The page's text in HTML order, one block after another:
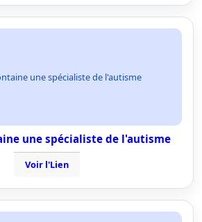
une spécialiste de l'autisme
une spécialiste de l'autisme
Voir l'Lien